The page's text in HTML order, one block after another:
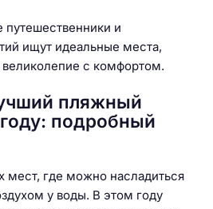
и
ищут идеальные места,
с комфортом.
пляжный
подробный
где можно насладиться
у воды. В этом году